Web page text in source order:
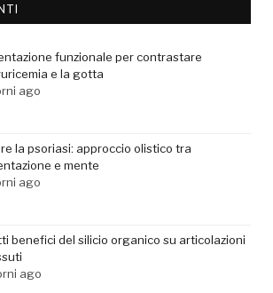
funzionale per contrastare
e la gotta
ago
la psoriasi: approccio olistico tra
e mente
ago
benefici del silicio organico su articolazioni
ago